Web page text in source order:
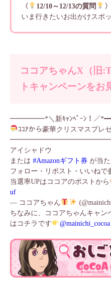
〈
12/10～12/13の質問
〉
いま行きたいお出かけスポ
ココアちゃんX（旧
トキャンペーンをお
━━━━━*＼新ｷｬﾝﾍﾟｰﾝ！
ｺｺｱから豪華クリスマスプレ
アイシャドウ
または #Amazonギフト券 が当
フォロー・リポスト・いいねで
当選率UPはココアのポストから
uf
— ココアちゃん
ちなみに、ココアちゃんキャン
はコチラです
@mainichi_cocoa